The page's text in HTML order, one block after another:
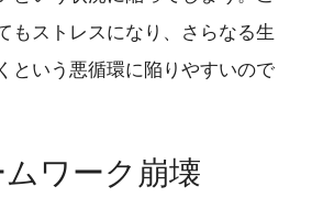
もストレスになり、さらなる生
という悪循環に陥りやすいので
ワーク崩壊